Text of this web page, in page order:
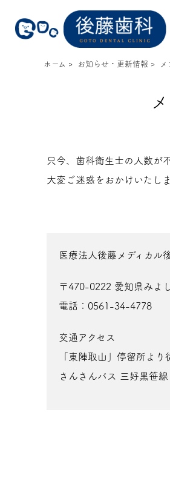
ホーム > お知らせ・更新情報 >
只今、歯科衛生士の人数が
大変ご迷惑をおかけいたし
医療法人後藤メディカル
〒470-0222 愛知県みよ
電話：0561-34-4778
交通アクセス
「東陣取山」停留所より
さんさんバス 三好黒笹